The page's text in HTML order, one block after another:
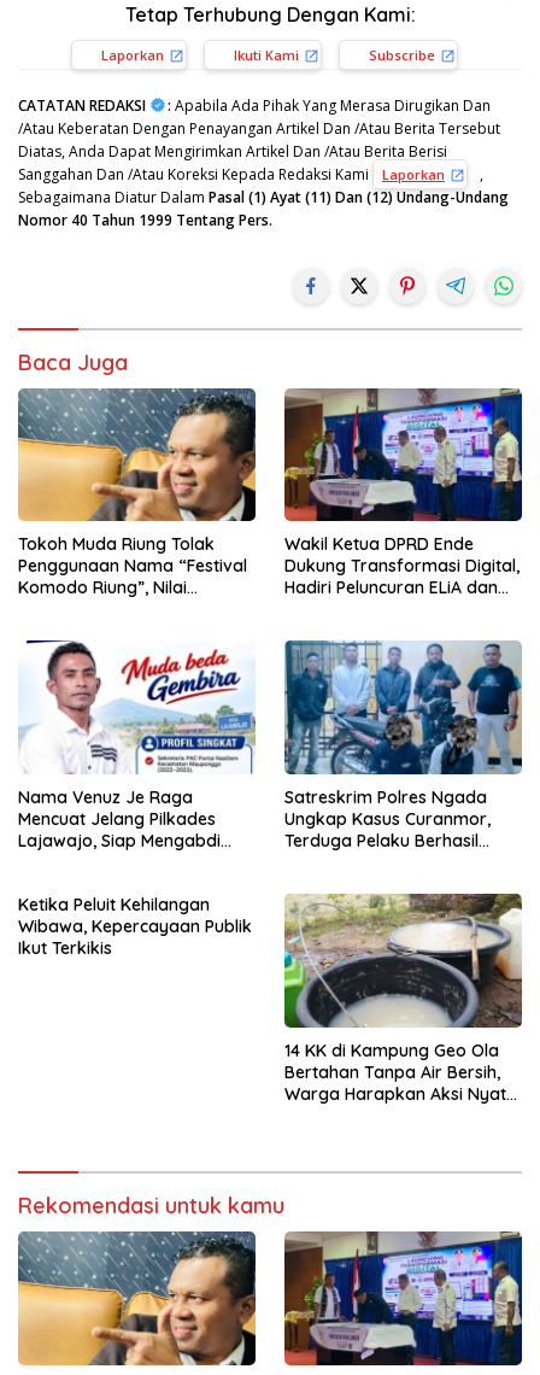
Tetap Terhubung Dengan Kami:
Laporkan Ikuti Kami Subscribe
CATATAN REDAKSI : Apabila Ada Pihak Yang Merasa Dirugikan Dan
/Atau Keberatan Dengan Penayangan Artikel Dan /Atau Berita Tersebut
Diatas, Anda Dapat Mengirimkan Artikel Dan /Atau Berita Berisi
Sanggahan Dan /Atau Koreksi Kepada Redaksi Kami
Laporkan
,
Sebagaimana Diatur Dalam Pasal (1) Ayat (11) Dan (12) Undang-Undang
Nomor 40 Tahun 1999 Tentang Pers.
Baca Juga
Tokoh Muda Riung Tolak
Penggunaan Nama “Festival
Komodo Riung”, Nilai
Wakil Ketua DPRD Ende
Dukung Transformasi Digital,
Hadiri Peluncuran ELiA dan
Nama Venuz Je Raga
Mencuat Jelang Pilkades
Lajawajo, Siap Mengabdi
Satreskrim Polres Ngada
Ungkap Kasus Curanmor,
Terduga Pelaku Berhasil
Ketika Peluit Kehilangan
Wibawa, Kepercayaan Publik
Ikut Terkikis
14 KK di Kampung Geo Ola
Bertahan Tanpa Air Bersih,
Warga Harapkan Aksi Nyata
Rekomendasi untuk kamu